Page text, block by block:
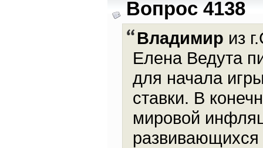
Вопрос 4138
Владимир из
Елена Ведута
для начала
ставки. В
мировой
развивающихся